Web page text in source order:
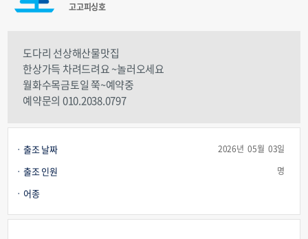
고고피싱호
도다리 선상해산물맛집
한상가득 차려드려요 ~놀러오세요
월화수목금토일 쭉~예약중
예약문의 010.2038.0797
출조 날짜 2026년 05월 03일
출조 인원 명
어종